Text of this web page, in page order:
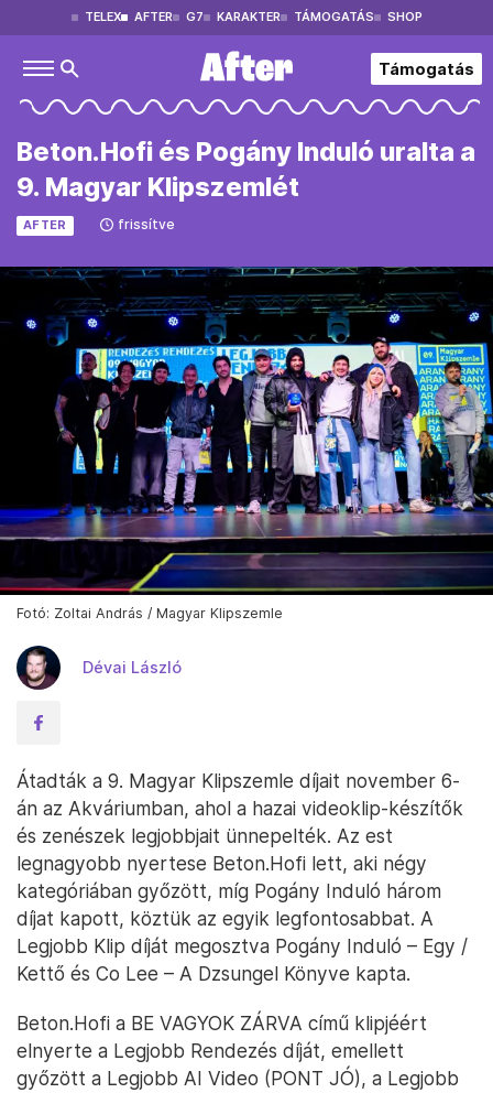
TELEX AFTER G7 KARAKTER TÁMOGATÁS SHOP
Támogatás
Beton.Hofi és Pogány Induló uralta a
9. Magyar Klipszemlét
AFTER frissítve
Fotó: Zoltai András / Magyar Klipszemle
Dévai László
Átadták a 9. Magyar Klipszemle díjait november 6-
án az Akváriumban, ahol a hazai videoklip-készítők
és zenészek legjobbjait ünnepelték. Az est
legnagyobb nyertese Beton.Hofi lett, aki négy
kategóriában győzött, míg Pogány Induló három
díjat kapott, köztük az egyik legfontosabbat. A
Legjobb Klip díját megosztva Pogány Induló – Egy /
Kettő és Co Lee – A Dzsungel Könyve kapta.
Beton.Hofi a BE VAGYOK ZÁRVA című klipjéért
elnyerte a Legjobb Rendezés díját, emellett
győzött a Legjobb AI Video (PONT JÓ), a Legjobb